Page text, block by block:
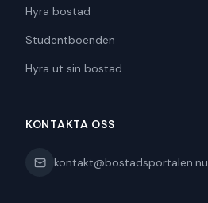
Hyra bostad
Studentboenden
Hyra ut sin bostad
KONTAKTA OSS
kontakt@bostadsportalen.nu